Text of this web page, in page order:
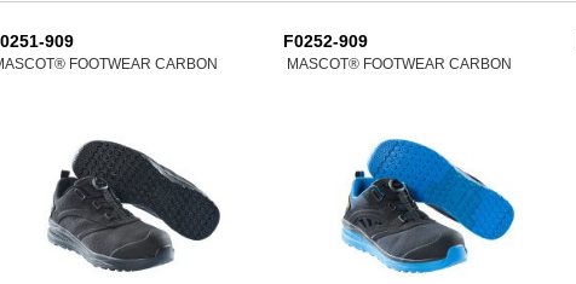
909
FOOTWEAR CARBON
F0252-909
MASCOT® FOOTWEAR CARBON